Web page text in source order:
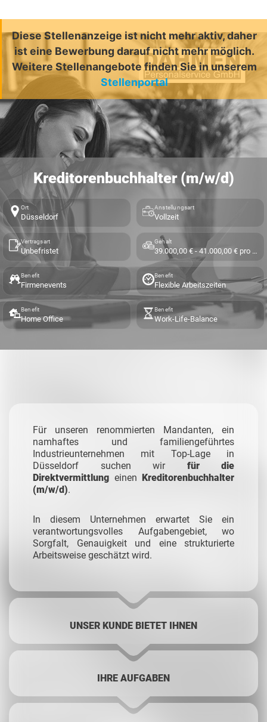
Diese Stellenanzeige ist nicht mehr aktiv, daher
ist eine Bewerbung darauf nicht mehr möglich.
Weitere Stellenangebote finden Sie in unserem
Stellenportal
Kreditorenbuchhalter (m/w/d)
Ort
Düsseldorf
Anstellungsart
Vollzeit
Vertragsart
Unbefristet
Gehalt
39.000,00 € - 41.000,00 € pro Jahr
Benefit
Firmenevents
Benefit
Flexible Arbeitszeiten
Benefit
Home Office
Benefit
Work-Life-Balance
Für unseren renommierten Mandanten, ein
namhaftes und familiengeführtes
Industrieunternehmen mit Top-Lage in
Düsseldorf suchen wir für die
Direktvermittlung einen Kreditorenbuchhalter
(m/w/d).
In diesem Unternehmen erwartet Sie ein
verantwortungsvolles Aufgabengebiet, wo
Sorgfalt, Genauigkeit und eine strukturierte
Arbeitsweise geschätzt wird.
UNSER KUNDE BIETET IHNEN
IHRE AUFGABEN